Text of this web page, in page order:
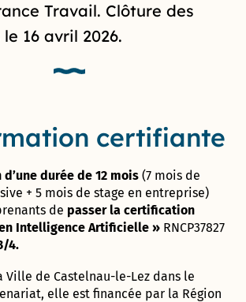
Travail. Clôture des
16 avril 2026.
certifiante
durée de 12 mois (7 mois de
+ 5 mois de stage en entreprise)
de passer la certification
Intelligence Artificielle » RNCP37827
4.
Ville de Castelnau-le-Lez dans le
elle est financée par la Région